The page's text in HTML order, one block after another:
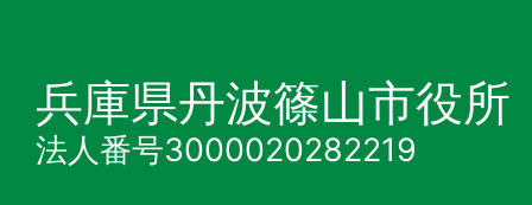
兵庫県丹波篠山市役所
法人番号3000020282219